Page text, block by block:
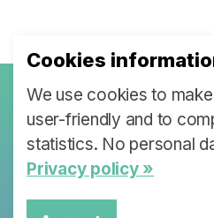
Policy
Dialoge
Cookies
We use cookies to
user-friendly and to
statistics. No personal
Privacy policy »